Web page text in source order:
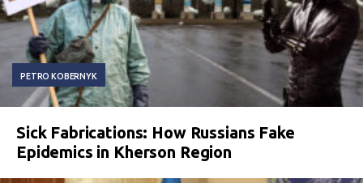
PETRO KOBERNYK
Sick Fabrications: How Russians Fake
Epidemics in Kherson Region